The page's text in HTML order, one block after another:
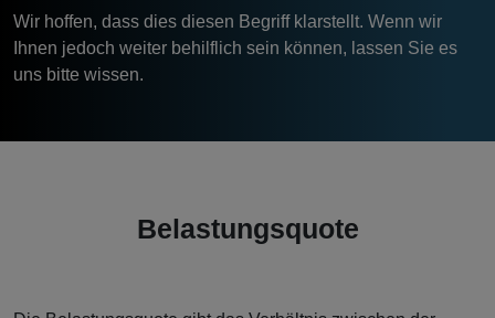
Wir hoffen, dass dies diesen Begriff klarstellt. Wenn wir
Ihnen jedoch weiter behilflich sein können, lassen Sie es
uns bitte wissen.
Belastungsquote